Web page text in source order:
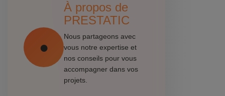
À propos de
PRESTATIC
Nous partageons avec
vous notre expertise et
nos conseils pour vous
accompagner dans vos
projets.